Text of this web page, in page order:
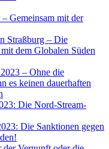
Gemeinsam mit der
Straßburg – Die
dem Globalen Süden
– Ohne die
es keinen dauerhaften
Die Nord-Stream-
Die Sanktionen gegen